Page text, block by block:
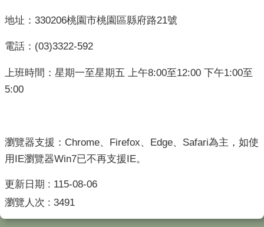
地址：330206桃園市桃園區縣府路21號
電話：(03)3322-592
上班時間：星期一至星期五 上午8:00至12:00 下午1:00至
5:00
瀏覽器支援：Chrome、Firefox、Edge、Safari為主，如使
用IE瀏覽器Win7已不再支援IE。
更新日期
115-08-06
瀏覽人次
3491